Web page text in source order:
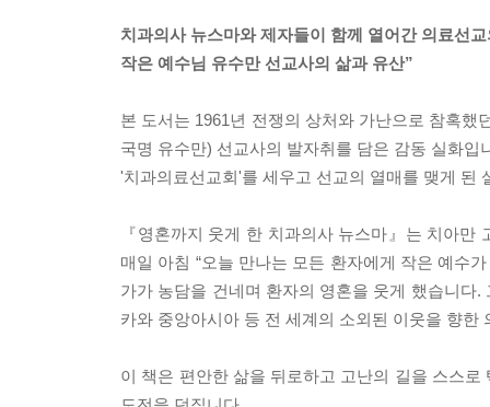
치과의사 뉴스마와 제자들이 함께 열어간 의료선
작은 예수님 유수만 선교사의 삶과 유산”
본 도서는 1961년 전쟁의 상처와 가난으로 참혹
국명 유수만) 선교사의 발자취를 담은 감동 실화
'치과의료선교회'를 세우고 선교의 열매를 맺게 된
『영혼까지 웃게 한 치과의사 뉴스마』는 치아
매일 아침 “오늘 만나는 모든 환자에게 작은 예수
가가 농담을 건네며 환자의 영혼을 웃게 했습니다
카와 중앙아시아 등 전 세계의 소외된 이웃을 향한
이 책은 편안한 삶을 뒤로하고 고난의 길을 스스